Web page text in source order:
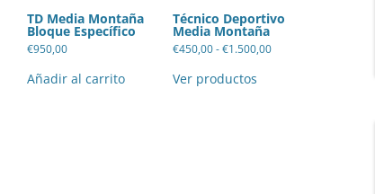
TD Media Montaña
Bloque Específico
€950,00
Añadir al carrito
Técnico Deportivo
Media Montaña
€450,00 - €1.500,00Rango
Ver productos